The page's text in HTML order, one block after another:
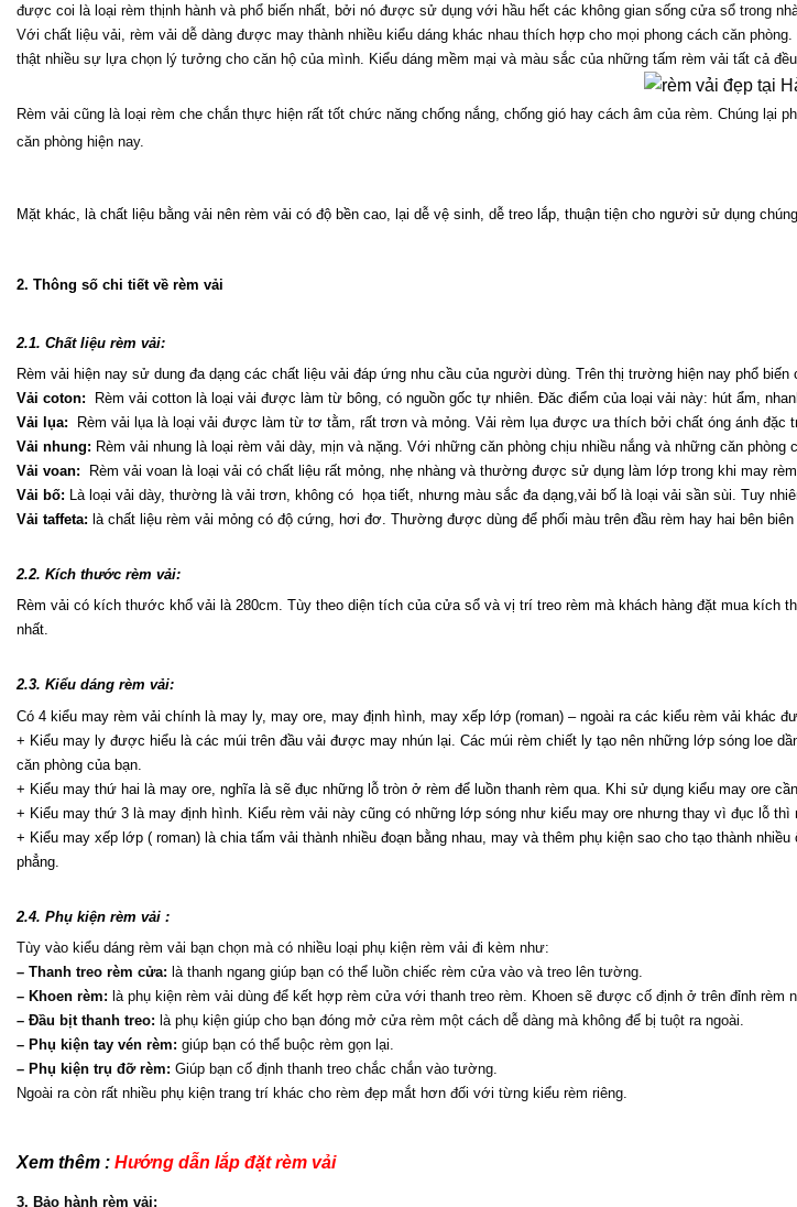
được coi là loại rèm thịnh hành và phổ biến nhất, bởi nó được sử dụng với hầu hết các không gian sống cửa sổ trong
Với chất liệu vải, rèm vải dễ dàng được may thành nhiều kiểu dáng khác nhau thích hợp cho mọi phong cách căn
thật nhiều sự lựa chọn lý tưởng cho căn hộ của mình. Kiểu dáng mềm mại và màu sắc của những tấm rèm vải tất cả
Rèm vải cũng là loại rèm che chắn thực hiện rất tốt chức năng chống nắng, chống gió hay cách âm của rèm. Chúng
căn phòng hiện nay.
Mặt khác, là chất liệu bằng vải nên rèm vải có độ bền cao, lại dễ vệ sinh, dễ treo lắp, thuận tiện cho người sử dụng chúng.
2. Thông số chi tiết về rèm vải
2.1. Chất liệu rèm vải:
Rèm vải hiện nay sử dung đa dạng các chất liệu vải đáp ứng nhu cầu của người dùng. Trên thị trường hiện nay phổ biến
Vải coton: Rèm vải cotton là loại vải được làm từ bông, có nguồn gốc tự nhiên. Đăc điểm của loại vải này: hút ẩm,
Vải lụa: Rèm vải lụa là loại vải được làm từ tơ tằm, rất trơn và mỏng. Vải rèm lụa được ưa thích bởi chất óng ánh đặc
Vải nhung: Rèm vải nhung là loại rèm vải dày, mịn và nặng. Với những căn phòng chịu nhiều nắng và những căn
Vải voan: Rèm vải voan là loại vải có chất liệu rất mỏng, nhẹ nhàng và thường được sử dụng làm lớp trong khi may
Vải bố: Là loại vải dày, thường là vải trơn, không có  họa tiết, nhưng màu sắc đa dạng,vải bố là loại vải sần sùi. Tuy
Vải taffeta: là chất liệu rèm vải mỏng có độ cứng, hơi đơ. Thường được dùng để phối màu trên đầu rèm hay hai bên biên
2.2. Kích thước rèm vải:
Rèm vải có kích thước khổ vải là 280cm. Tùy theo diện tích của cửa sổ và vị trí treo rèm mà khách hàng đặt mua kích
nhất.
2.3. Kiểu dáng rèm vải:
Có 4 kiểu may rèm vải chính là may ly, may ore, may định hình, may xếp lớp (roman) – ngoài ra các kiểu rèm vải khác
+ Kiểu may ly được hiểu là các múi trên đầu vải được may nhún lại. Các múi rèm chiết ly tạo nên những lớp sóng loe
căn phòng của bạn.
+ Kiểu may thứ hai là may ore, nghĩa là sẽ đục những lỗ tròn ở rèm để luồn thanh rèm qua. Khi sử dụng kiểu may ore
+ Kiểu may thứ 3 là may định hình. Kiểu rèm vải này cũng có những lớp sóng như kiểu may ore nhưng thay vì đục lỗ thì
+ Kiểu may xếp lớp ( roman) là chia tấm vải thành nhiều đoạn bằng nhau, may và thêm phụ kiện sao cho tạo thành
phẳng.
2.4. Phụ kiện rèm vải :
Tùy vào kiểu dáng rèm vải bạn chọn mà có nhiều loại phụ kiện rèm vải đi kèm như:
– Thanh treo rèm cửa: là thanh ngang giúp bạn có thể luồn chiếc rèm cửa vào và treo lên tường.
– Khoen rèm: là phụ kiện rèm vải dùng để kết hợp rèm cửa với thanh treo rèm. Khoen sẽ được cố định ở trên đỉnh rèm
– Đầu bịt thanh treo: là phụ kiện giúp cho bạn đóng mở cửa rèm một cách dễ dàng mà không để bị tuột ra ngoài.
– Phụ kiện tay vén rèm: giúp bạn có thể buộc rèm gọn lại.
– Phụ kiện trụ đỡ rèm: Giúp bạn cố định thanh treo chắc chắn vào tường.
Ngoài ra còn rất nhiều phụ kiện trang trí khác cho rèm đẹp mắt hơn đối với từng kiểu rèm riêng.
Xem thêm : Hướng dẫn lắp đặt rèm vải
3. Bảo hành rèm vải: